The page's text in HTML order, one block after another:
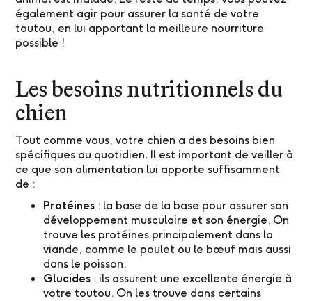
également agir pour assurer la santé de votre
toutou, en lui apportant la meilleure nourriture
possible !
Les besoins nutritionnels du
chien
Tout comme vous, votre chien a des besoins bien
spécifiques au quotidien. Il est important de veiller à
ce que son alimentation lui apporte suffisamment
de :
Protéines : la base de la base pour assurer son
développement musculaire et son énergie. On
trouve les protéines principalement dans la
viande, comme le poulet ou le bœuf mais aussi
dans le poisson.
Glucides : ils assurent une excellente énergie à
votre toutou. On les trouve dans certains